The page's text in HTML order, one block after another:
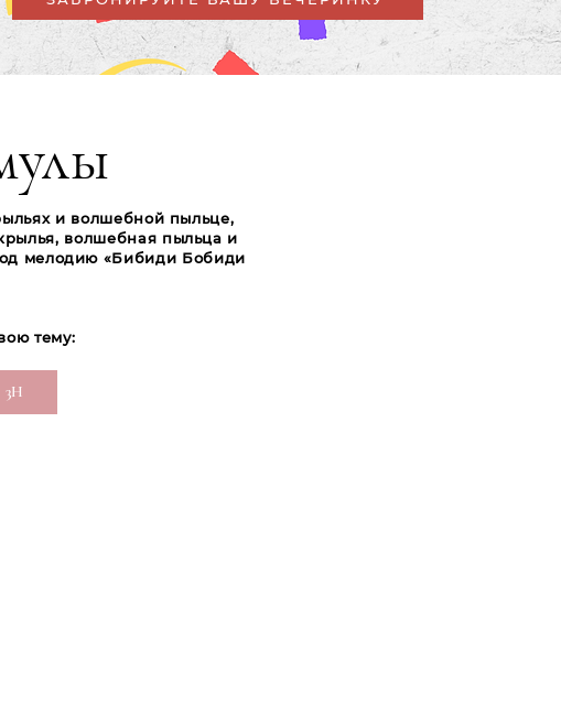
и волшебной пыльце,
волшебная пыльца и
мелодию «Бибиди Бобиди
тему:
3H